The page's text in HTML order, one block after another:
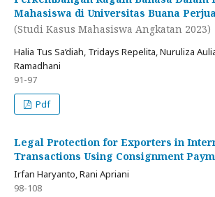
Mahasiswa di Universitas Buana
(Studi Kasus Mahasiswa Angkatan 2023)
Halia Tus Sa’diah, Tridays Repelita, Nuruliza
Ramadhani
91-97
Pdf
Legal Protection for Exporters in
Transactions Using Consignment
Irfan Haryanto, Rani Apriani
98-108